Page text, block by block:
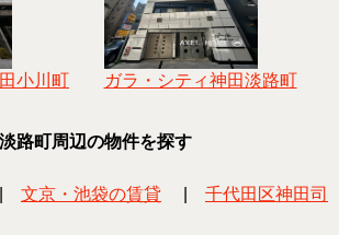
小川町 ガラ・シティ神田淡路町
路町周辺の物件を探す
文京・池袋の賃貸
千代田区神田司